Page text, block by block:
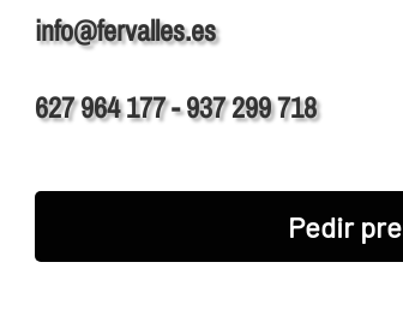
info@fervalles.es
627 964 177 - 937 299 718
Pedir